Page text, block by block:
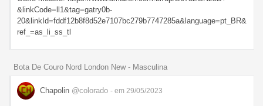
&linkCode=ll1&tag=gatry0b-
20&linkId=fddf12b8f8d52e7107bc279b7747285a&language=pt_BR&
ref_=as_li_ss_tl
Bota De Couro Nord London New - Masculina
Chapolin @colorado - em 29/05/2023